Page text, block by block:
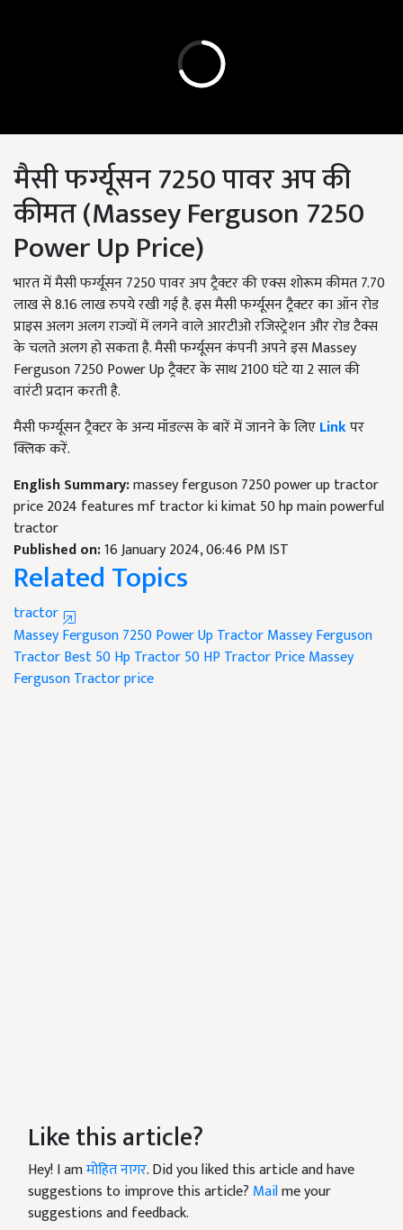
मैसी फर्ग्यूसन 7250 पावर अप की
कीमत (Massey Ferguson 7250
Power Up Price)
भारत में मैसी फर्ग्यूसन 7250 पावर अप ट्रैक्टर की एक्स शोरूम कीमत 7.70
लाख से 8.16 लाख रुपये रखी गई है. इस मैसी फर्ग्यूसन ट्रैक्टर का ऑन रोड
प्राइस अलग अलग राज्यों में लगने वाले आरटीओ रजिस्ट्रेशन और रोड टैक्स
के चलते अलग हो सकता है. मैसी फर्ग्यूसन कंपनी अपने इस Massey
Ferguson 7250 Power Up ट्रैक्टर के साथ 2100 घंटे या 2 साल की
वारंटी प्रदान करती है.
मैसी फर्ग्यूसन ट्रैक्टर के अन्य मॉडल्स के बारें में जानने के लिएLinkपर
क्लिक करें.
English Summary:massey ferguson 7250 power up tractor
price 2024 features mf tractor ki kimat 50 hp main powerful
tractor
Published on:16 January 2024, 06:46 PM IST
Related Topics
tractor
Massey Ferguson 7250 Power Up TractorMassey Ferguson
TractorBest 50 Hp Tractor50 HP Tractor PriceMassey
Ferguson Tractor price
Like this article?
Hey! I amमोहित नागर. Did you liked this article and have
suggestions to improve this article? Mailme your
suggestions and feedback.